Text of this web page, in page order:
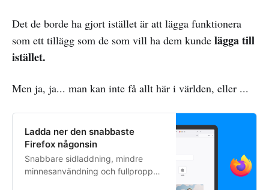
Det de borde ha gjort istället är att lägga funktionera
som ett tillägg som de som vill ha dem kunde lägga till
istället.
Men ja, ja... man kan inte få allt här i världen, eller ...
Ladda ner den snabbaste
Firefox någonsin
Snabbare sidladdning, mindre
minnesanvändning och fullproppad